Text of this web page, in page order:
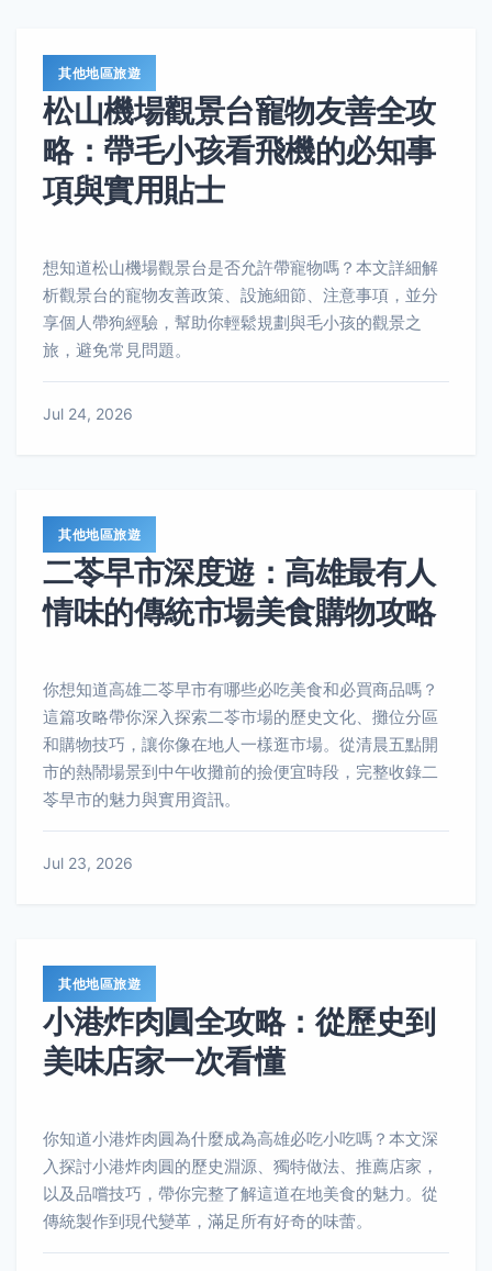
其他地區旅遊
松山機場觀景台寵物友善全攻
略：帶毛小孩看飛機的必知事
項與實用貼士
想知道松山機場觀景台是否允許帶寵物嗎？本文詳細解
析觀景台的寵物友善政策、設施細節、注意事項，並分
享個人帶狗經驗，幫助你輕鬆規劃與毛小孩的觀景之
旅，避免常見問題。
Jul 24, 2026
其他地區旅遊
二苓早市深度遊：高雄最有人
情味的傳統市場美食購物攻略
你想知道高雄二苓早市有哪些必吃美食和必買商品嗎？
這篇攻略帶你深入探索二苓市場的歷史文化、攤位分區
和購物技巧，讓你像在地人一樣逛市場。從清晨五點開
市的熱鬧場景到中午收攤前的撿便宜時段，完整收錄二
苓早市的魅力與實用資訊。
Jul 23, 2026
其他地區旅遊
小港炸肉圓全攻略：從歷史到
美味店家一次看懂
你知道小港炸肉圓為什麼成為高雄必吃小吃嗎？本文深
入探討小港炸肉圓的歷史淵源、獨特做法、推薦店家，
以及品嚐技巧，帶你完整了解這道在地美食的魅力。從
傳統製作到現代變革，滿足所有好奇的味蕾。